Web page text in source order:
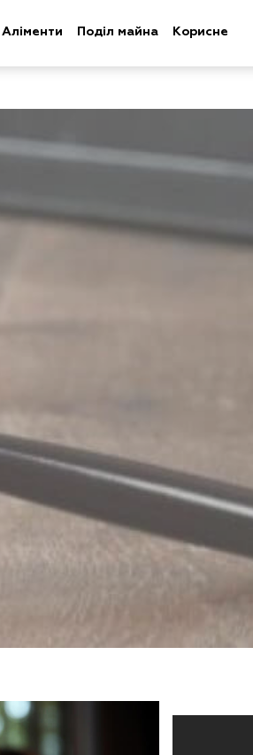
Аліменти Поділ майна Корисне